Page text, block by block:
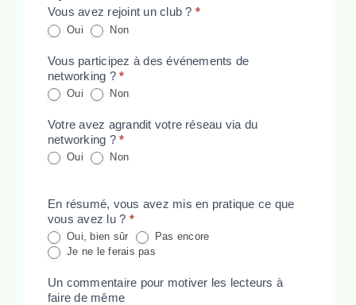
Vous avez rejoint un club ? *
Oui Non
Vous participez à des événements de
networking ?*
Oui Non
Votre avez agrandit votre réseau via du
networking ?*
Oui Non
En résumé, vous avez mis en pratique ce que
vous avez lu ? *
Oui, bien sûr
Pas encore
Je ne le ferais pas
Un commentaire pour motiver les lecteurs à
faire de même